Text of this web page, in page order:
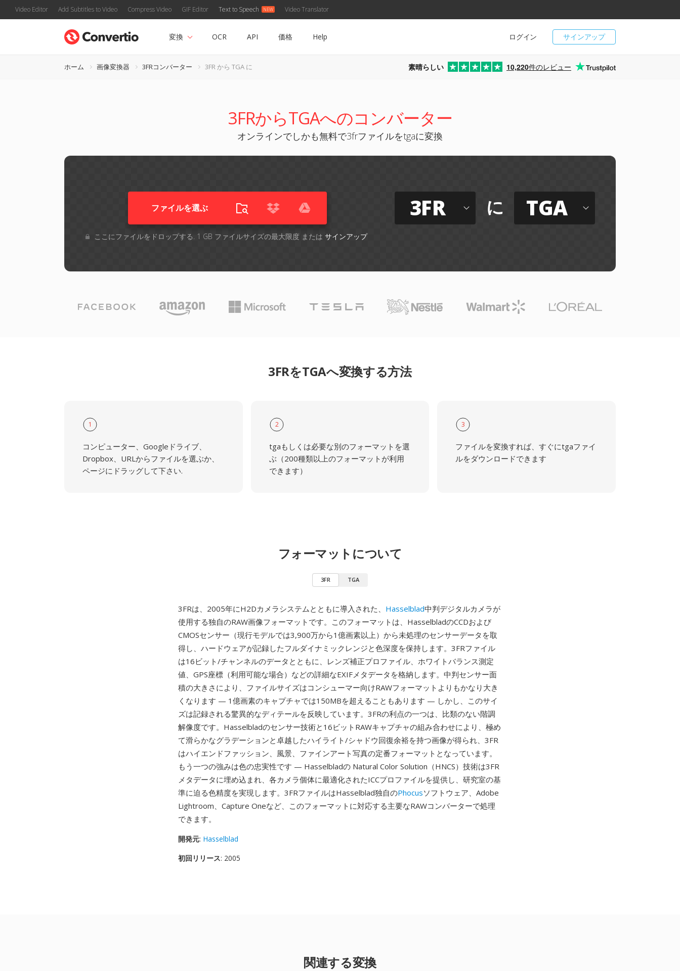
Video Editor Add Subtitles to Video Compress Video GIF Editor Text to Speech Video Translator
サインアップ
ログイン
変換 OCR API 価格 Help
ホーム 画像変換器 3FRコンバーター 3FR から TGA に 素晴らしい 10,220件のレビュー
3FRからTGAへのコンバーター
オンラインでしかも無料で3frファイルをtgaに変換
ファイルを選ぶ
ここにファイルをドロップする. 1 GB ファイルサイズの最大限度 または サインアップ
3FR に TGA
3FRをTGAへ変換する方法
1
コンピューター、Googleドライブ、
Dropbox、URLからファイルを選ぶか、
ページにドラッグして下さい.
2
tgaもしくは必要な別のフォーマットを選
ぶ（200種類以上のフォーマットが利用
できます）
3
ファイルを変換すれば、すぐにtgaファイ
ルをダウンロードできます
フォーマットについて
3FR TGA
3FRは、2005年にH2Dカメラシステムとともに導入された、 Hasselblad中判デジタルカメラが
使用する独自のRAW画像フォーマットです。このフォーマットは、HasselbladのCCDおよび
CMOSセンサー（現行モデルでは3,900万から1億画素以上）から未処理のセンサーデータを取
得し、ハードウェアが記録したフルダイナミックレンジと色深度を保持します。3FRファイル
は16ビット/チャンネルのデータとともに、レンズ補正プロファイル、ホワイトバランス測定
値、GPS座標（利用可能な場合）などの詳細なEXIFメタデータを格納します。中判センサー面
積の大きさにより、ファイルサイズはコンシューマー向けRAWフォーマットよりもかなり大き
くなります — 1億画素のキャプチャでは150MBを超えることもあります — しかし、このサイ
ズは記録される驚異的なディテールを反映しています。3FRの利点の一つは、比類のない階調
解像度です。Hasselbladのセンサー技術と16ビットRAWキャプチャの組み合わせにより、極め
て滑らかなグラデーションと卓越したハイライト/シャドウ回復余裕を持つ画像が得られ、3FR
はハイエンドファッション、風景、ファインアート写真の定番フォーマットとなっています。
もう一つの強みは色の忠実性です — Hasselbladの Natural Color Solution（HNCS）技術は3FR
メタデータに埋め込まれ、各カメラ個体に最適化されたICCプロファイルを提供し、研究室の基
準に迫る色精度を実現します。3FRファイルはHasselblad独自のPhocusソフトウェア、Adobe
Lightroom、Capture Oneなど、このフォーマットに対応する主要なRAWコンバーターで処理
できます。
開発元: Hasselblad
初回リリース: 2005
関連する変換